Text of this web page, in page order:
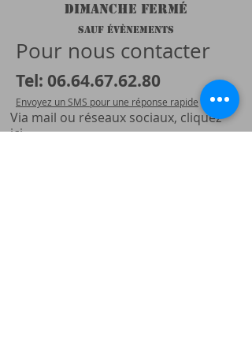
DIMANCHE FERMÉ
SAUF ÉVÈNEMENTS
Pour nous contacter
Tel: 06.64.67.62.80
Envoyez un SMS pour une réponse rapide
Via mail ou réseaux sociaux, cliquez
ici